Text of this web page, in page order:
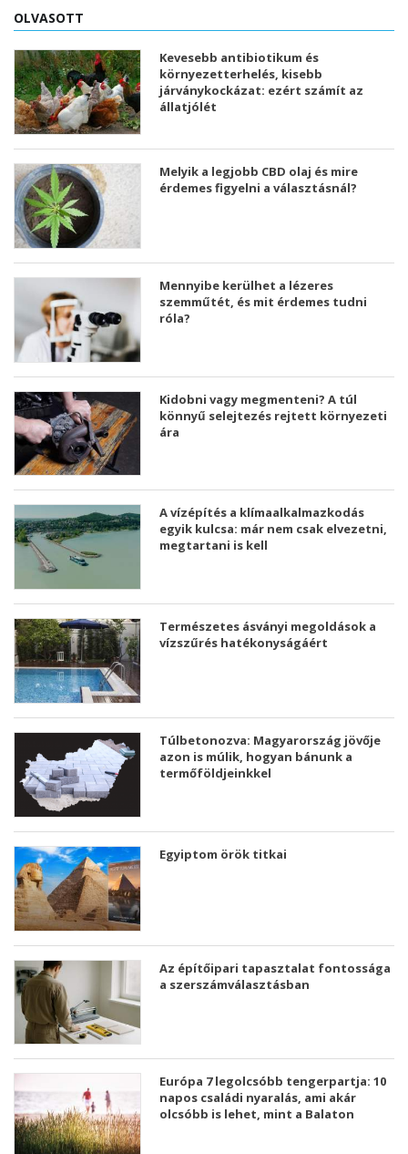
OLVASOTT
Kevesebb antibiotikum és
környezetterhelés, kisebb
járványkockázat: ezért számít az
állatjólét
Melyik a legjobb CBD olaj és mire
érdemes figyelni a választásnál?
Mennyibe kerülhet a lézeres
szemműtét, és mit érdemes tudni
róla?
Kidobni vagy megmenteni? A túl
könnyű selejtezés rejtett környezeti
ára
A vízépítés a klímaalkalmazkodás
egyik kulcsa: már nem csak elvezetni,
megtartani is kell
Természetes ásványi megoldások a
vízszűrés hatékonyságáért
Túlbetonozva: Magyarország jövője
azon is múlik, hogyan bánunk a
termőföldjeinkkel
Egyiptom örök titkai
Az építőipari tapasztalat fontossága
a szerszámválasztásban
Európa 7 legolcsóbb tengerpartja: 10
napos családi nyaralás, ami akár
olcsóbb is lehet, mint a Balaton